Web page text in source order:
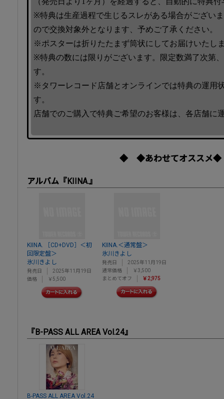
※特典は生産過程で生じるスレがある場合がござい
ので交換対象外となります、予めご了承ください。
※ポスターは折りたたまず筒状にしてお届けいたし
※特典の数には限りがございます。限定数満了次第
す。
※タワーレコード店舗とオンラインでは特典の運用
す。
店舗でのご購入で特典ご希望のお客様は、各店舗に
◆ ◆あわせてオスス
アルバム『KIINA.』
KIINA. ［CD+DVD］＜初
回限定盤＞
氷川きよし
発売日
2025年11月19日
価格
￥5,500
KIINA.＜通常盤＞
氷川きよし
発売日
2025年11月19日
通常価格
￥3,500
まとめてオフ
￥2,975
『B-PASS ALL AREA Vol.24』
B-PASS ALL AREA Vol.24